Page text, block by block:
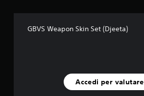
GBVS Weapon Skin Set (Djeeta)
Accedi per valutare